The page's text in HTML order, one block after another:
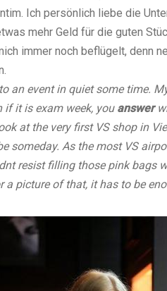
Ich persönlich liebe die
mehr Geld für die guten
immer noch beflügelt, denn
an event in quiet some time.
if it is exam week, you answer
at the very first VS shop in
someday. As the most VS
resist filling those pink bags
picture of that, it has to be